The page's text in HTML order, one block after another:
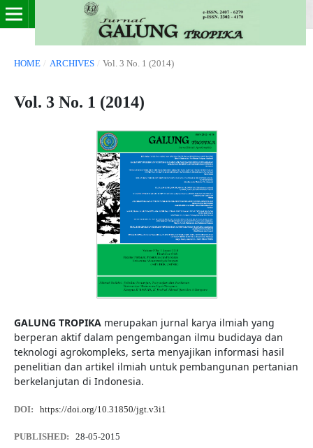
HOME / ARCHIVES / Vol. 3 No. 1 (2014)
Vol. 3 No. 1 (2014)
GALUNG TROPIKAmerupakan jurnal karya ilmiah yang
berperan aktif dalam pengembangan ilmu budidaya dan
teknologi agrokompleks, serta menyajikan informasi hasil
penelitian dan artikel ilmiah untuk pembangunan pertanian
berkelanjutan di Indonesia.
DOI: https://doi.org/10.31850/jgt.v3i1
PUBLISHED: 28-05-2015